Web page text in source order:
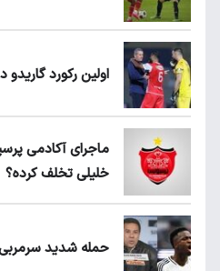
اولین رکورد
ماجرای آکادمی
خلیلی تخلف کرده؟
حمله شدید